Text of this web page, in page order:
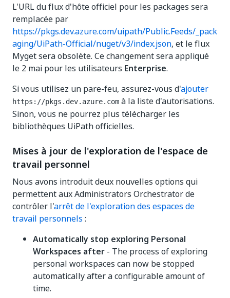
L'URL du flux d'hôte officiel pour les packages sera
remplacée par
https://pkgs.dev.azure.com/uipath/Public.Feeds/_pack
aging/UiPath-Official/nuget/v3/index.json, et le flux
Myget sera obsolète. Ce changement sera appliqué
le 2 mai pour les utilisateurs Enterprise.
Si vous utilisez un pare-feu, assurez-vous d'ajouter
https://pkgs.dev.azure.com à la liste d'autorisations.
Sinon, vous ne pourrez plus télécharger les
bibliothèques UiPath officielles.
Mises à jour de l'exploration de l'espace de
travail personnel
Nous avons introduit deux nouvelles options qui
permettent aux Administrators Orchestrator de
contrôler l'arrêt de l'exploration des espaces de
travail personnels :
Automatically stop exploring Personal
Workspaces after - The process of exploring
personal workspaces can now be stopped
automatically after a configurable amount of
time.